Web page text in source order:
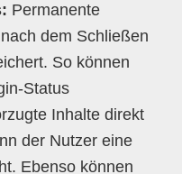
Permanente
dem Schließen
So können
Status
Inhalte direkt
der Nutzer eine
Ebenso können